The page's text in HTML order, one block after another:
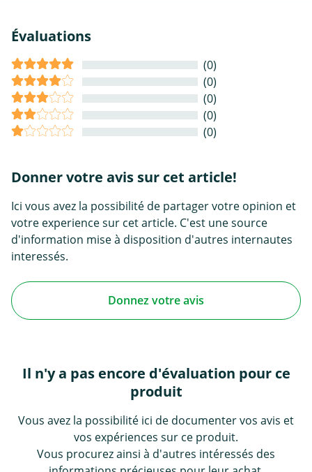
Évaluations
(0)
(0)
(0)
(0)
(0)
Donner votre avis sur cet article!
Ici vous avez la possibilité de partager votre opinion et
votre experience sur cet article. C'est une source
d'information mise à disposition d'autres internautes
interessés.
Donnez votre avis
Il n'y a pas encore d'évaluation pour ce
produit
Vous avez la possibilité ici de documenter vos avis et
vos expériences sur ce produit.
Vous procurez ainsi à d'autres intéressés des